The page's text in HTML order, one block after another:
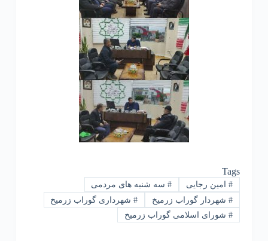
Tags
#امین رجایی #سه شنبه های مردمی
#شهردار گوراب زرمیخ #شهرداری گوراب زرمیخ
#شورای اسلامی گوراب زرمیخ